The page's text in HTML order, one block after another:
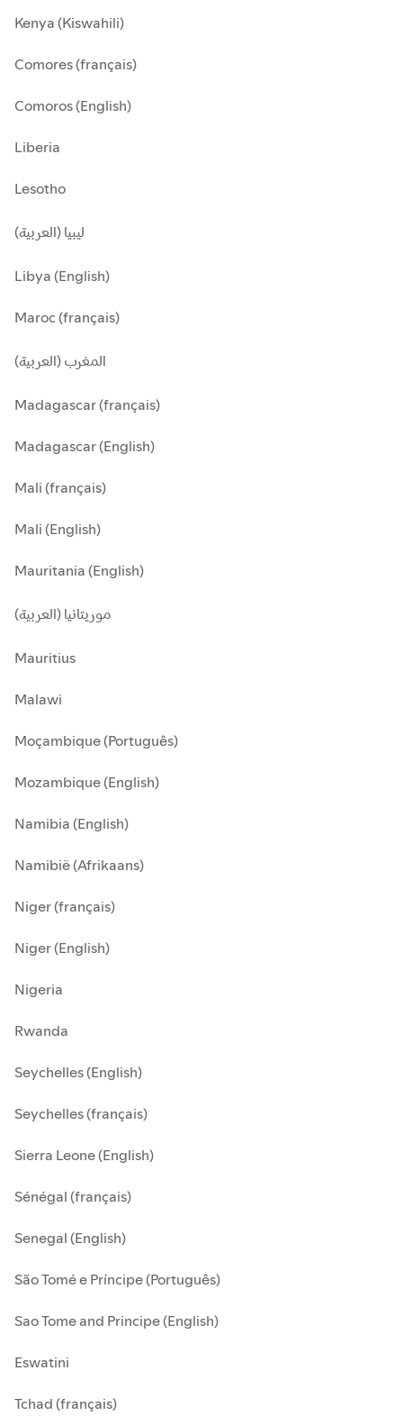
Kenya (Kiswahili)
Comores (français)
Comoros (English)
Liberia
Lesotho
ليبيا (العربية)
Libya (English)
Maroc (français)
المغرب (العربية)
Madagascar (français)
Madagascar (English)
Mali (français)
Mali (English)
Mauritania (English)
موريتانيا (العربية)
Mauritius
Malawi
Moçambique (Português)
Mozambique (English)
Namibia (English)
Namibië (Afrikaans)
Niger (français)
Niger (English)
Nigeria
Rwanda
Seychelles (English)
Seychelles (français)
Sierra Leone (English)
Sénégal (français)
Senegal (English)
São Tomé e Príncipe (Português)
Sao Tome and Principe (English)
Eswatini
Tchad (français)